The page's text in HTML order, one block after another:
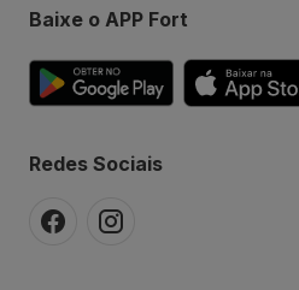
Baixe o APP Fort
Redes Sociais